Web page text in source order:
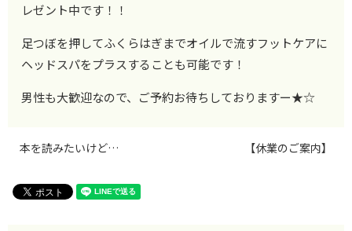
レゼント中です！！
足つぼを押してふくらはぎまでオイルで流すフットケアに
ヘッドスパをプラスすることも可能です！
男性も大歓迎なので、ご予約お待ちしておりますー★☆
本を読みたいけど… 【休業のご案内】